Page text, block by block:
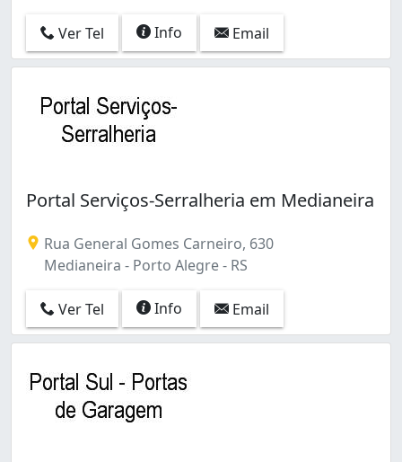
Ver Tel Info Email
Portal Serviços-Serralheria em Medianeira
Rua General Gomes Carneiro, 630
Medianeira - Porto Alegre - RS
Ver Tel Info Email